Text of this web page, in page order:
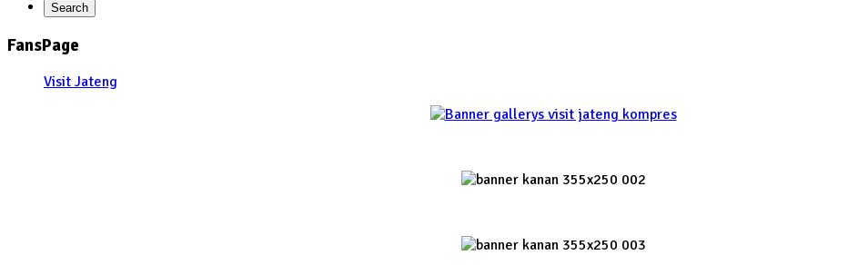
FansPage
Visit Jateng